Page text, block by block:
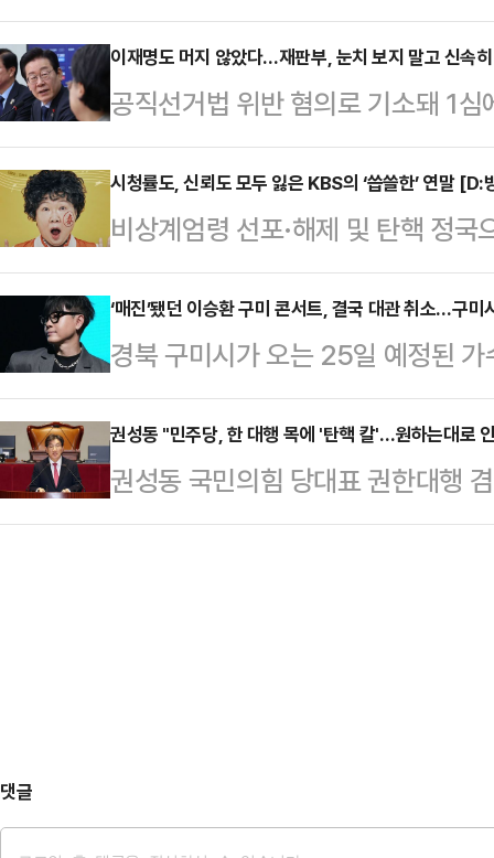
상암동 SBS프리즘타워에서 열린
영이 '7인의 부활'로 조연상을 받았
렵고 어수선한 시기에 이렇게 서로
는 자리가 마련된 것은 감사한 일인
도 못했던 상이라 떨리는데 뜻깊은
"무엇보다도 '7인의 탈출'을 탄생시
분들,…
이재명도 머지 않았다…재판부, 눈치 보지 말고 신속
공직선거법 위반 혐의로 기소돼 1
은 더불어민주당 이재명 대표의 항
항소심 재판 개시를 위해 인편으로
이 수령했기 때문이다. 지난 9일 법
11일 재차 보낸 서류는 모두 '이사
유로 송달되지 않았다.현행 형사소
기록을 넘겨받는 즉시 피고인에게
소송기록접수통지서를…
시청률도, 신뢰도 모두 잃은 KBS의 ‘씁쓸한’ 연말 [D:
비상계엄령 선포·해제 및 탄핵 정
들이 결방했지만 이 틈을 뉴스 특보
역할’을 다시금 상기시키고 있다.
들의 떨어진 신뢰도를 입증했으며,
상식에 대한 기대감도 크지 않은 상
지난 14일, MBC는 뉴스 특보로
입증했다. 평균 6% 내외의 시청률
의 시청률을 기록…
‘매진’됐던 이승환 구미 콘서트, 결국 대관 취소…구미
경북 구미시가 오는 25일 예정된
취소를 결정했다.김장호 구미시장
25일 구미시문화예술회관에서 열
다”고 밝혔다.김 시장은 “관객과
상황에서 안전상 이유로 어쩔 수 없
권성동 "민주당, 한 대행 목에 '탄핵 칼'…원하는대로
권성동 국민의힘 당대표 권한대행
통령 권한대행 탄핵 예고에 "총리
댓글